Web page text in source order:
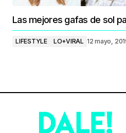
Las mejores gafas de sol
LIFESTYLE LO+VIRAL 12 mayo,